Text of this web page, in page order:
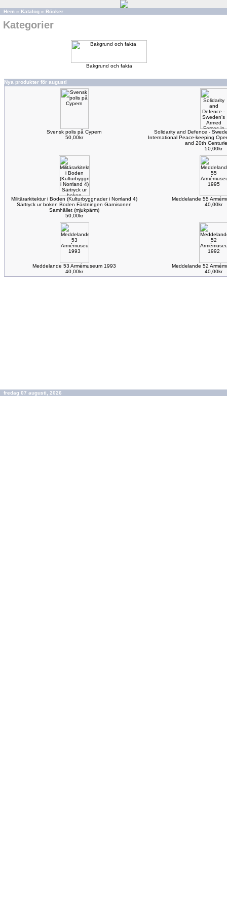
Hem » Katalog » Böcker
Kategorier
Bakgrund och fakta
Nya produkter för augusti
Svensk polis på Cypern
50,00kr
Solidarity and Defence -
International Peace-keeping
and 20th
50,00kr
Militärarkitektur i Boden (Kulturbyggnader i Norrland 4)
Särtryck ur boken Boden Fästningen Garnisonen
Samhället (mjukpärm)
50,00kr
Meddelande 55
40,00kr
Meddelande 53 Armémuseum 1993
40,00kr
Meddelande 52
40,00kr
fredag 07 augusti, 2026